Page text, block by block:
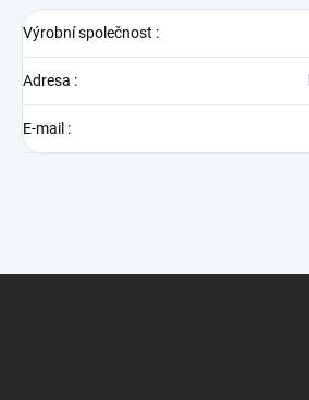
Výrobní společnost :
Adresa :
E-mail :